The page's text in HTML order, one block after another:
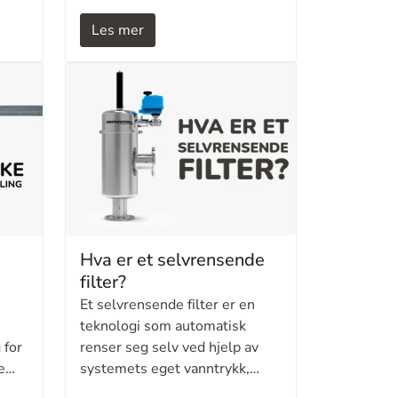
Ditech levert selvrensende
automatiske filtre til en norsk
matprodusent.
Les mer
for
Hva er et selvrensende
filter?
Et selvrensende filter er en
teknologi som automatisk
renser seg selv ved hjelp av
systemets eget vanntrykk,